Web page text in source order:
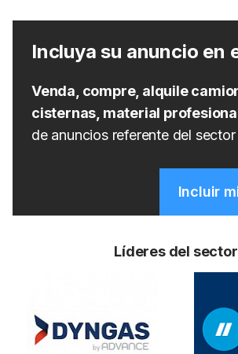
Incluya su anuncio en
Venda, compre, alquile
cisternas, material
de anuncios referente del
Incluir
Líderes del sector